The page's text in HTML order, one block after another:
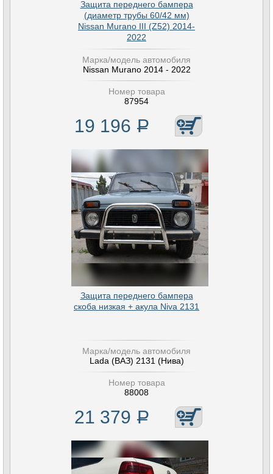
Защита переднего бампера
(диаметр трубы 60/42 мм)
Nissan Murano III (Z52) 2014-
2022
Марка/модель автомобиля
Nissan Murano 2014 - 2022
Номер товара
87954
19 196 Р
Защита переднего бампера
скоба низкая + акула Niva 2131
Марка/модель автомобиля
Lada (ВАЗ) 2131 (Нива)
Номер товара
88008
21 379 Р